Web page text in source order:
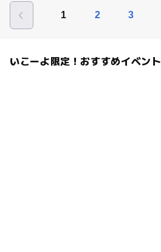
1 2 3
いこーよ限定！おすすめイベント